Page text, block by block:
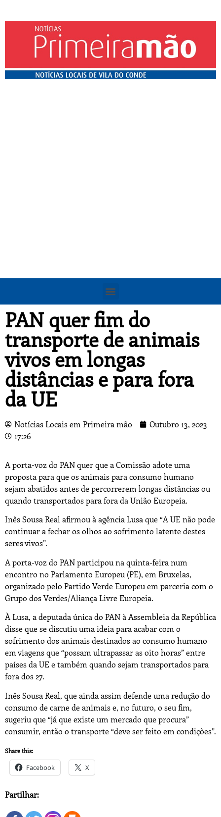
PAN quer fim do
transporte de animais
vivos em longas
distâncias e para fora
da UE
Notícias Locais em Primeira mão
Outubro 13, 2023
17:26
A porta-voz do PAN quer que a Comissão adote uma
proposta para que os animais para consumo humano
sejam abatidos antes de percorrerem longas distâncias ou
quando transportados para fora da União Europeia.
Inês Sousa Real afirmou à agência Lusa que “A UE não pode
continuar a fechar os olhos ao sofrimento latente destes
seres vivos”.
A porta-voz do PAN participou na quinta-feira num
encontro no Parlamento Europeu (PE), em Bruxelas,
organizado pelo Partido Verde Europeu em parceria com o
Grupo dos Verdes/Aliança Livre Europeia.
À Lusa, a deputada única do PAN à Assembleia da República
disse que se discutiu uma ideia para acabar com o
sofrimento dos animais destinados ao consumo humano
em viagens que “possam ultrapassar as oito horas” entre
países da UE e também quando sejam transportados para
fora dos 27.
Inês Sousa Real, que ainda assim defende uma redução do
consumo de carne de animais e, no futuro, o seu fim,
sugeriu que “já que existe um mercado que procura”
consumir, então o transporte “deve ser feito em condições”.
Share this:
Facebook X
Partilhar: